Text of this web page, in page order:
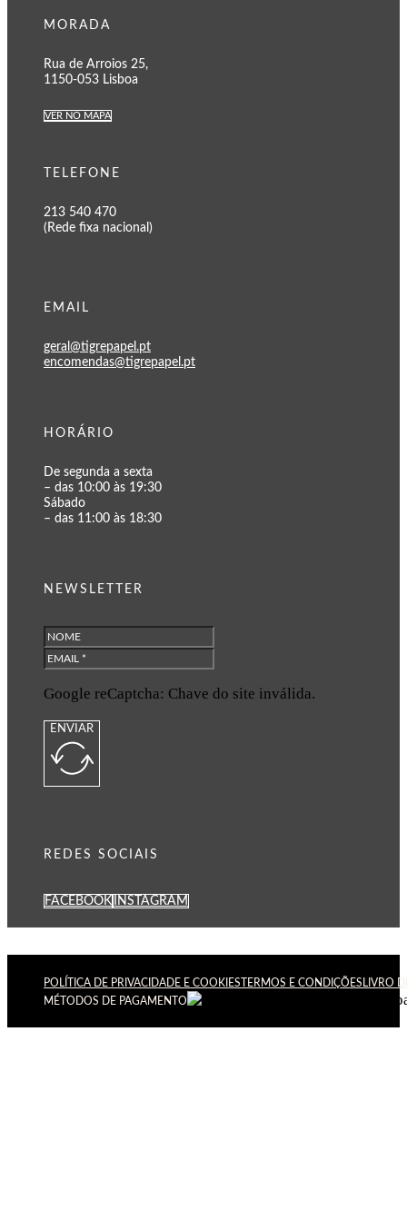
MORADA
Rua de Arroios 25,
1150-053 Lisboa
VER NO MAPA
TELEFONE
213 540 470
(Rede fixa nacional)
EMAIL
geral@tigrepapel.pt
encomendas@tigrepapel.pt
HORÁRIO
De segunda a sexta
– das 10:00 às 19:30
Sábado
– das 11:00 às 18:30
NEWSLETTER
Google reCaptcha: Chave do site inválida.
ENVIAR
REDES SOCIAIS
FACEBOOK INSTAGRAM
POLÍTICA DE PRIVACIDADE E COOKIES TERMOS E CONDIÇÕES LIVRO
MÉTODOS DE PAGAMENTO